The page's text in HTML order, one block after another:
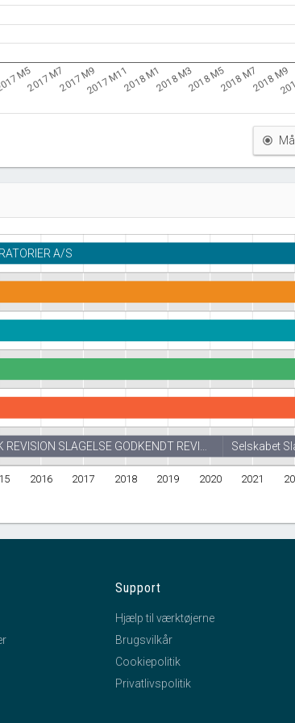
M52017 M72017 M92017 M112018 M12018 M32018 M52018 M72018 M9
2016 2017 2018 2019 2020 2021
A/S
REVISION SLAGELSE GODKENDT REVI… Selskabet
Support
Hjælp til værktøjerne
Brugsvilkår
Cookiepolitik
Privatlivspolitik